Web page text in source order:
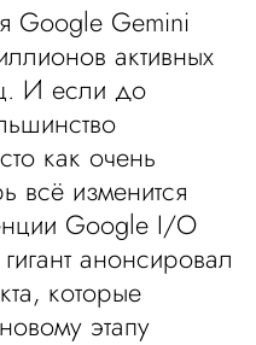
Google Gemini
активных
И если до
как очень
всё изменится
Google I/O
анонсировал
которые
этапу